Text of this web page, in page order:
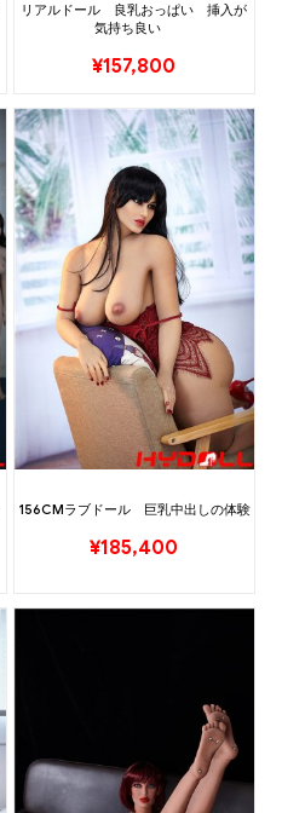
リアルドール 良乳おっぱい 挿入が
気持ち良い
¥157,800
156CMラブドール 巨乳中出しの体験
¥185,400